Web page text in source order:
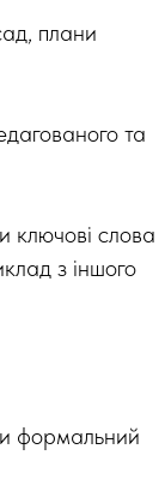
плани
та
ключові слова
з іншого
формальний